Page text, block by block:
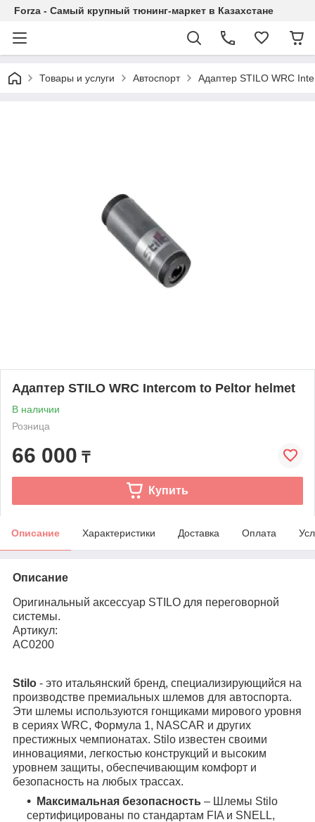
Forza - Самый крупный тюнинг-маркет в Казахстане
Товары и услуги Автоспорт Адаптер STILO WRC
Адаптер STILO WRC Intercom to Peltor helmet
В наличии
Розница
66 000 ₸
Купить
Описание Характеристики Доставка Оплата
Описание
Оригинальный аксессуар STILO для переговорной
системы.
Артикул:
AC0200
Stilo - это итальянский бренд, специализирующийся на
производстве премиальных шлемов для автоспорта.
Эти шлемы используются гонщиками мирового уровня
в сериях WRC, Формула 1, NASCAR и других
престижных чемпионатах. Stilo известен своими
инновациями, легкостью конструкций и высоким
уровнем защиты, обеспечивающим комфорт и
безопасность на любых трассах.
Максимальная безопасность – Шлемы Stilo
сертифицированы по стандартам FIA и SNELL,